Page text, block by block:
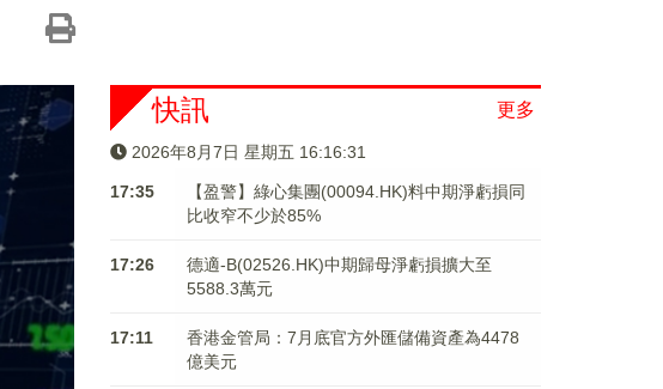
更多
快訊
2026年8月7日 星期五 16:16:32
17:35
【盈警】綠心集團(00094.HK)料中期淨虧損同
比收窄不少於85%
17:26
德適-B(02526.HK)中期歸母淨虧損擴大至
5588.3萬元
17:11
香港金管局：7月底官方外匯儲備資產為4478
億美元